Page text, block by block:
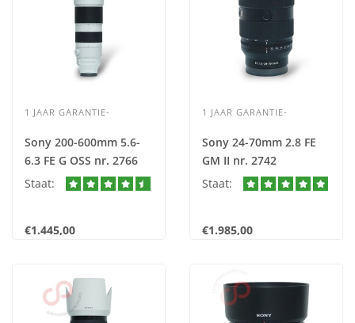
1 JAAR GARANTIE-
Sony 200-600mm 5.6-
6.3 FE G OSS nr. 2766
Staat:
€1.445,00
1 JAAR GARANTIE-
Sony 24-70mm 2.8 FE
GM II nr. 2742
Staat:
€1.985,00